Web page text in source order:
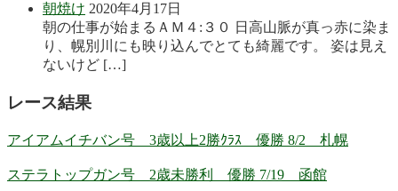
朝焼け 2020年4月17日
朝の仕事が始まるＡＭ４:３０ 日高山脈が真っ赤に染ま
り、幌別川にも映り込んでとても綺麗です。 姿は見え
ないけど […]
レース結果
アイアムイチバン号 3歳以上2勝ｸﾗｽ 優勝 8/2 札幌
ステラトップガン号 2歳未勝利 優勝 7/19 函館